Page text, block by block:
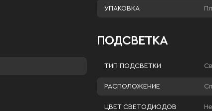
УПАКОВКА
ПОДСВЕТКА
ТИП ПОДСВЕТКИ
РАСПОЛОЖЕНИЕ
ЦВЕТ СВЕТОДИОДОВ